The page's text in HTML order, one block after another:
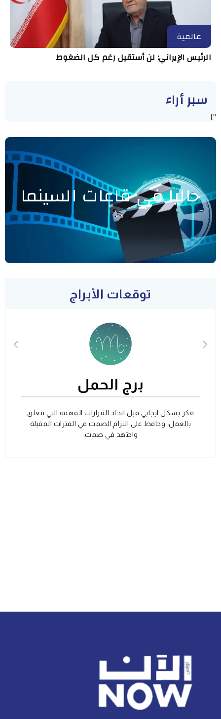
عالمية
الرئيس الإيراني: لن أستقيل رغم كل الضغوط
سبر أراء
"]
حاليا في قاعات السينما
توقعات الأبراج
برج الحمل
فكر بشكل ايجابي قبل اتخاذ القرارات المهمة التي تتعلق
بالعمل، وحافظ على التزام الصمت في الفترات المقبلة
واجتهد في صمت.